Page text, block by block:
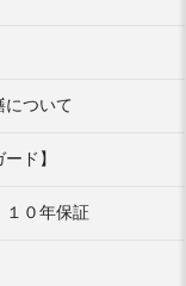
について
ド】
１０年保証